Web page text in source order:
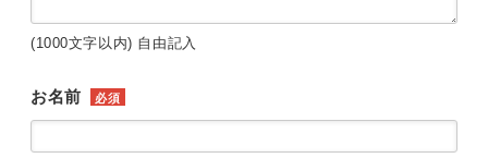
(1000文字以内) 自由記入
お名前 必須